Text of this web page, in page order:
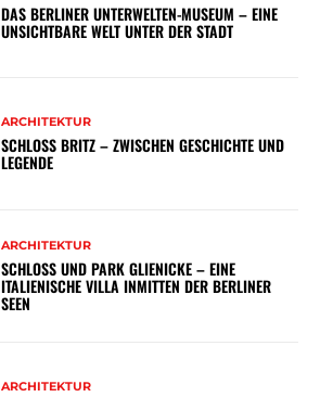
DAS BERLINER UNTERWELTEN-MUSEUM – EINE
UNSICHTBARE WELT UNTER DER STADT
ARCHITEKTUR
SCHLOSS BRITZ – ZWISCHEN GESCHICHTE UND
LEGENDE
ARCHITEKTUR
SCHLOSS UND PARK GLIENICKE – EINE
ITALIENISCHE VILLA INMITTEN DER BERLINER
SEEN
ARCHITEKTUR